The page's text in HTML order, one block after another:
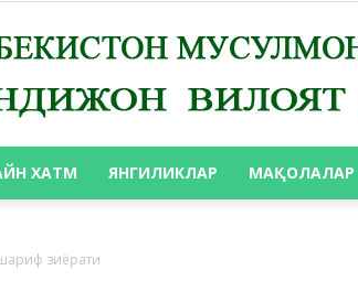
ХАТМ ЯНГИЛИКЛАР МАҚОЛАЛАР
зиёрати